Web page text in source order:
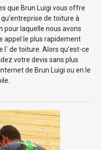
que Brun Luigi vous offre
de toiture à
pour laquelle nous avons
appel le plus rapidement
l` de toiture. Alors qu’est-ce
votre devis sans plus
de Brun Luigi ou en le